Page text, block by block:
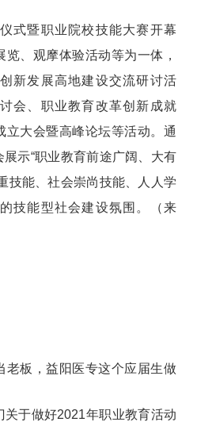
暨职业院校技能大赛开幕
、观摩体验活动等为一体，
新发展高地建设交流研讨活
会、职业教育改革创新成就
立大会暨高峰论坛等活动。通
示“职业教育前途广阔、大有
技能、社会崇尚技能、人人学
技能型社会建设氛围。（来
老板，益阳医专这个应届生做
关于做好2021年职业教育活动